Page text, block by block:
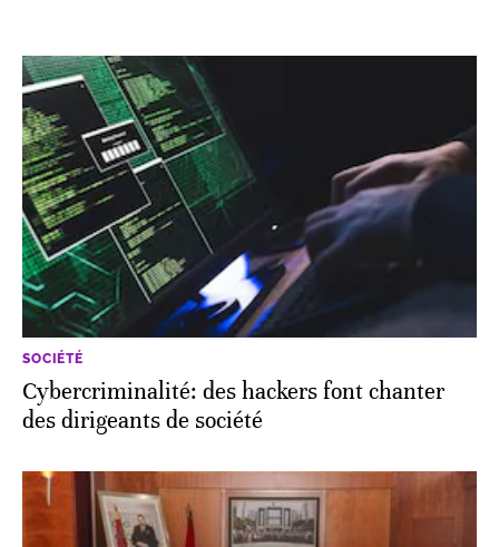
SOCIÉTÉ
Cybercriminalité: des hackers font chanter
des dirigeants de société